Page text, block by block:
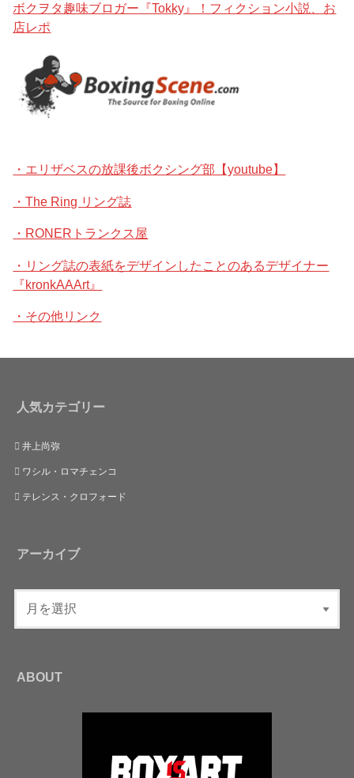
ボクヲタ趣味ブロガー『Tokky』！フィクション小説、お
店レポ
・エリザベスの放課後ボクシング部【youtube】
・The Ring リング誌
・RONERトランクス屋
・リング誌の表紙をデザインしたことのあるデザイナー
『kronkAAArt』
・その他リンク
人気カテゴリー
井上尚弥
ワシル・ロマチェンコ
テレンス・クロフォード
アーカイブ
ABOUT